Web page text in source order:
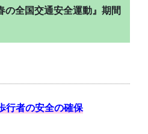
全国交通安全運動』期間
者の安全の確保